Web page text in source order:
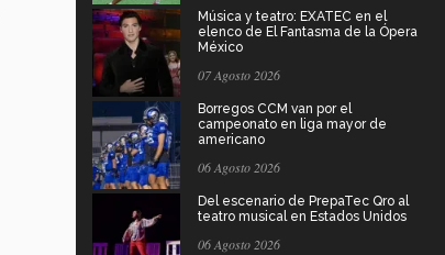
Música y teatro: EXATEC en el
elenco de El Fantasma de la Ópera
México
07 Agosto 2026
Borregos CCM van por el
campeonato en liga mayor de
americano
06 Agosto 2026
Del escenario de PrepaTec Qro al
teatro musical en Estados Unidos
06 Agosto 2026